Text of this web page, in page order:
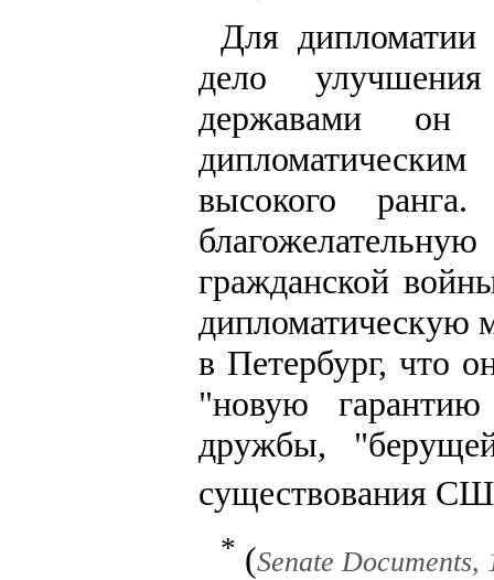
Для дипломатии
дело
державами
высокого
гражданской
дипломатическую
в Петербург, что
"новую
дружбы,
существования
* (Senate